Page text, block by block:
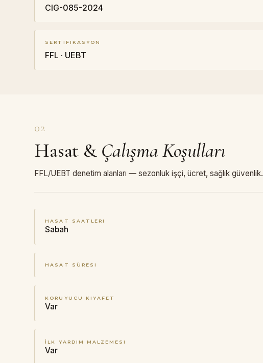
CIG-085-2024
SERTIFIKASYON
FFL · UEBT
02
Hasat & Çalışma Koşulları
FFL/UEBT denetim alanları — sezonluk işçi, ücret, sağlık güvenlik.
HASAT SAATLERI
Sabah
HASAT SÜRESI
KORUYUCU KIYAFET
Var
İLK YARDIM MALZEMESI
Var